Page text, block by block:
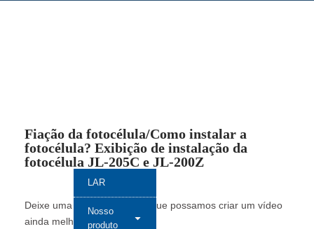
LAR
Nosso
produto
Fiação da fotocélula/Como instalar a
fotocélula? Exibição de instalação da
fotocélula JL-205C e JL-200Z
Deixe uma mensagem para que possamos criar um vídeo
ainda melhor na próxima vez.